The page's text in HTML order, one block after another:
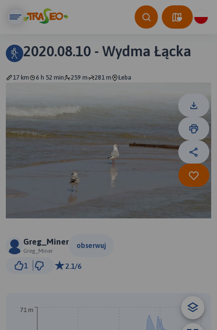
2020.08.10 - Wydma Łącka
17 km 6 h 52 min 259 m 281 m Łeba
Greg_Miner
Greg_Miner
obserwuj
1 2.1/6
71 m